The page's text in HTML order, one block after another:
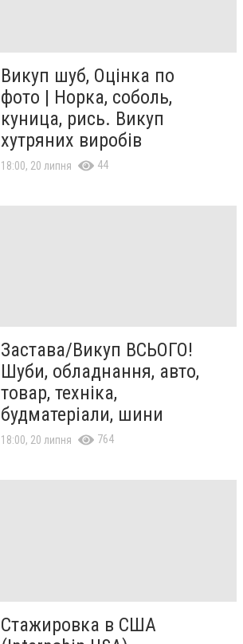
Викуп шуб, Оцінка по
фото | Норка, соболь,
куница, рись. Викуп
хутряних виробів
18:00, 20 липня 44
Застава/Викуп ВСЬОГО!
Шуби, обладнання, авто,
товар, техніка,
будматеріали, шини
18:00, 20 липня 764
Стажировка в США